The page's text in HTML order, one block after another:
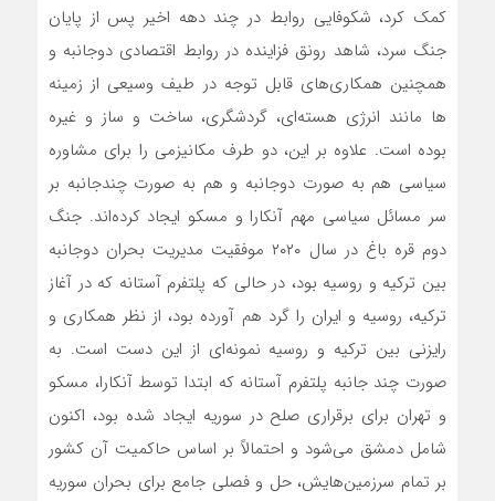
کمک کرد، شکوفایی روابط در چند دهه اخیر پس از پایان
جنگ سرد، شاهد رونق فزاینده در روابط اقتصادی دوجانبه و
همچنین همکاری‌های قابل توجه در طیف وسیعی از زمینه
ها مانند انرژی هسته‌ای، گردشگری، ساخت و ساز و غیره
بوده است. علاوه بر این، دو طرف مکانیزمی را برای مشاوره
سیاسی هم به صورت دوجانبه و هم به صورت چندجانبه بر
سر مسائل سیاسی مهم آنکارا و مسکو ایجاد کرده‌اند. جنگ
دوم قره باغ در سال ۲۰۲۰ موفقیت مدیریت بحران دوجانبه
بین ترکیه و روسیه بود، در حالی که پلتفرم آستانه که در آغاز
ترکیه، روسیه و ایران را گرد هم آورده بود، از نظر همکاری و
رایزنی بین ترکیه و روسیه نمونه‌‌‌ای از این دست است. به
صورت چند جانبه پلتفرم آستانه که ابتدا توسط آنکارا، مسکو
و تهران برای برقراری صلح در سوریه ایجاد شده بود، اکنون
شامل دمشق‌‌‌ می‌شود و احتمالاً بر اساس حاکمیت آن کشور
بر تمام سرزمین‌‌‌‌هایش، حل و فصلی جامع برای بحران سوریه